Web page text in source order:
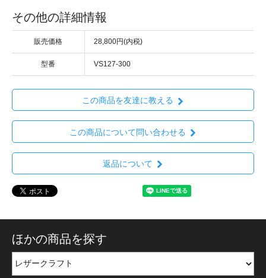
その他の詳細情報
販売価格 28,800円(内税)
型番 VS127-300
この商品を友達に教える
この商品について問い合わせる
返品について
ほかの商品を探す